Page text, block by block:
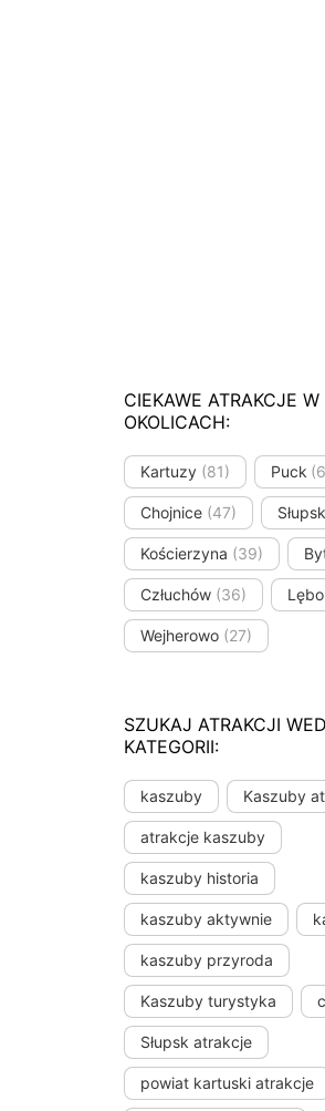
CIEKAWE ATRAKCJE W
OKOLICACH:
Kartuzy (81) Puck
Chojnice (47) Słupsk
Kościerzyna (39)
Człuchów (36)
Wejherowo (27)
SZUKAJ ATRAKCJI
KATEGORII:
kaszuby Kaszuby
atrakcje kaszuby
kaszuby historia
kaszuby aktywnie
kaszuby przyroda
Kaszuby turystyka
Słupsk atrakcje
powiat kartuski atrakcje